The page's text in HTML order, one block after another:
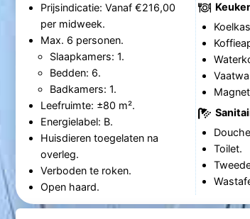
Prijsindicatie: Vanaf €216,00
per midweek.
Max. 6 personen.
Slaapkamers: 1.
Bedden: 6.
Badkamers: 1.
Leefruimte: ±80 m².
Energielabel: B.
Huisdieren toegelaten na
overleg.
Verboden te roken.
Open haard.
Toilet.